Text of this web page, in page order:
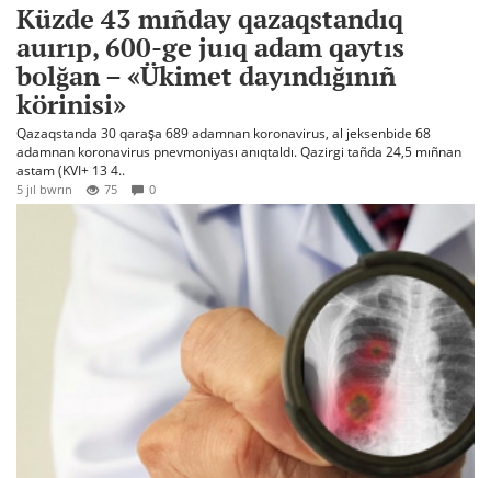
Küzde 43 mıñday qazaqstandıq
auırıp, 600-ge juıq adam qaytıs
bolğan – «Ükimet dayındığınıñ
körinisi»
Qazaqstanda 30 qaraşa 689 adamnan koronavirus, al jeksenbide 68
adamnan koronavirus pnevmoniyası anıqtaldı. Qazirgi tañda 24,5 mıñnan
astam (KVI+ 13 4..
5 jıl bwrın 75 0